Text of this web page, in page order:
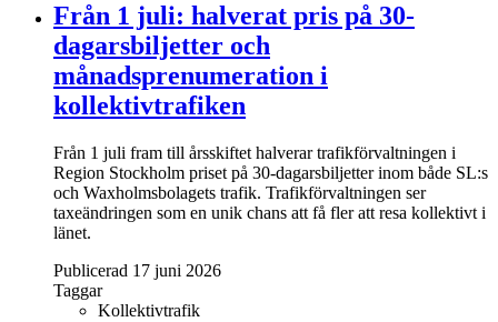
Från 1 juli: halverat pris på 30-
dagarsbiljetter och
månadsprenumeration i
kollektivtrafiken
Från 1 juli fram till årsskiftet halverar trafikförvaltningen i
Region Stockholm priset på 30-dagarsbiljetter inom både SL:s
och Waxholmsbolagets trafik. Trafikförvaltningen ser
taxeändringen som en unik chans att få fler att resa kollektivt i
länet.
Publicerad 17 juni 2026
Taggar
Kollektivtrafik